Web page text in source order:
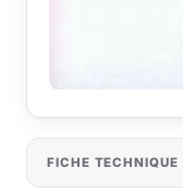
FICHE TECHNIQUE